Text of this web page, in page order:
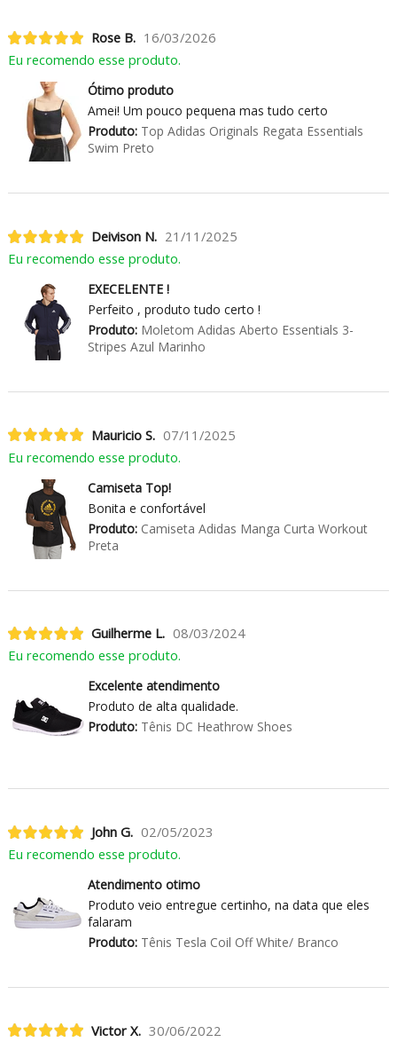
Rose B. 16/03/2026
Eu recomendo esse produto.
Ótimo produto
Amei! Um pouco pequena mas tudo certo
Produto:Top Adidas Originals Regata Essentials
Swim Preto
Deivison N. 21/11/2025
Eu recomendo esse produto.
EXECELENTE !
Perfeito , produto tudo certo !
Produto:Moletom Adidas Aberto Essentials 3-
Stripes Azul Marinho
Mauricio S. 07/11/2025
Eu recomendo esse produto.
Camiseta Top!
Bonita e confortável
Produto:Camiseta Adidas Manga Curta Workout
Preta
Guilherme L. 08/03/2024
Eu recomendo esse produto.
Excelente atendimento
Produto de alta qualidade.
Produto:Tênis DC Heathrow Shoes
John G. 02/05/2023
Eu recomendo esse produto.
Atendimento otimo
Produto veio entregue certinho, na data que eles
falaram
Produto:Tênis Tesla Coil Off White/ Branco
Victor X. 30/06/2022